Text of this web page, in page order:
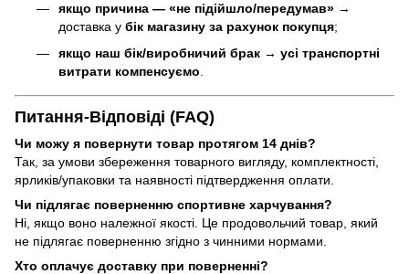
якщо причина — «не підійшло/передумав» →
доставка у бік магазину за рахунок покупця;
якщо наш бік/виробничий брак → усі транспортні
витрати компенсуємо
Питання-Відповіді (FAQ)
Чи можу я повернути товар протягом 14 днів?
Так, за умови збереження товарного вигляду, комплектності,
ярликів/упаковки та наявності підтвердження оплати.
Чи підлягає поверненню спортивне харчування?
Ні, якщо воно належної якості. Це продовольчий товар, який
не підлягає поверненню згідно з чинними нормами.
Хто оплачує доставку при поверненні?